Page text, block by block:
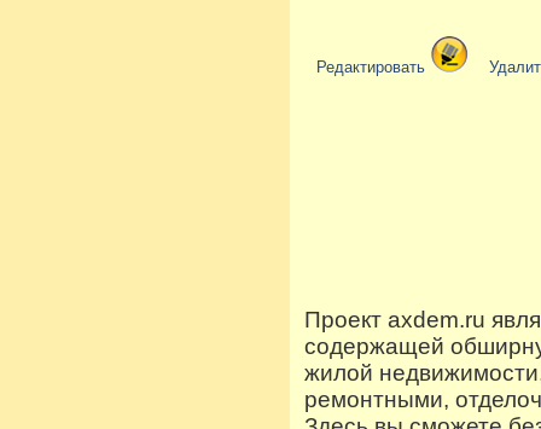
Редактировать
Проект axdem.ru
содержащей
жилой
ремонтными,